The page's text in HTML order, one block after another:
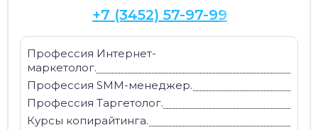
+7 (3452) 57-97-99
Профессия Интернет-
маркетолог.
Профессия SMM-менеджер.
Профессия Таргетолог.
Курсы копирайтинга.